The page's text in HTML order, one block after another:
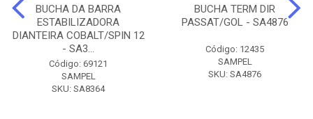
BUCHA DA BARRA
ESTABILIZADORA
DIANTEIRA COBALT/SPIN 12
- SA3...
Código: 69121
SAMPEL
SKU: SA8364
BUCHA TERM DIR
PASSAT/GOL - SA4876
Código: 12435
SAMPEL
SKU: SA4876